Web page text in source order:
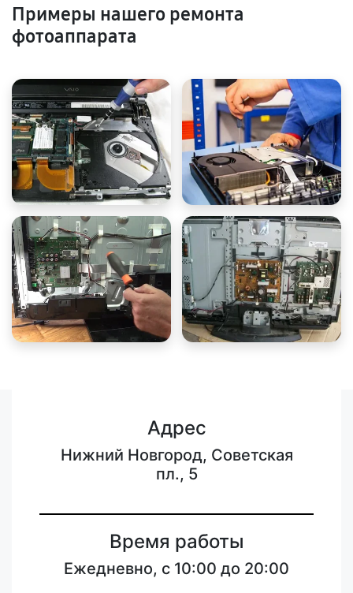
Примеры нашего ремонта
фотоаппарата
Адрес
Нижний Новгород, Советская
пл., 5
Время работы
Ежедневно, с 10:00 до 20:00